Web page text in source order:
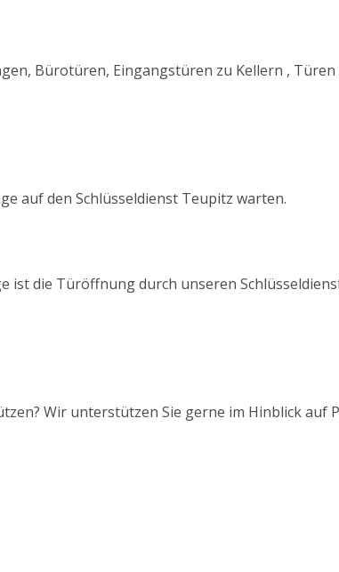
Bürotüren, Eingangstüren zu Kellern ,
auf den Schlüsseldienst Teupitz warten.
ist die Türöffnung durch unseren
Wir unterstützen Sie gerne im Hinblick auf